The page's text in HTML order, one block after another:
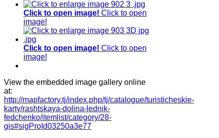
Click to open image! Click to open
image!
Click to open image! Click to open
image!
View the embedded image gallery online
at:
http://mapfactory.tj/index.php/tj/catalogue/turisticheskie-
karty/rashtskaya-dolina-lednik-
fedchenko/itemlist/category/28-
gis#sigProId03250a3e77